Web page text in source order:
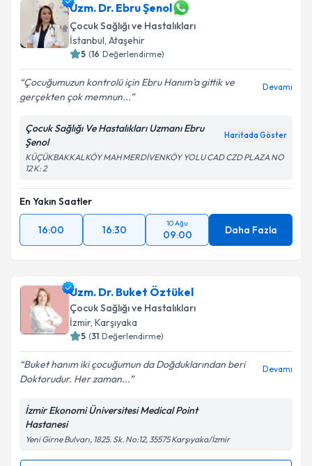
Uzm. Dr. Ebru Şenol
Çocuk Sağlığı ve Hastalıkları
İstanbul, Ataşehir
5 (16 Değerlendirme)
Çocuğumuzun kontrolü için Ebru Hanım’a gittik ve
gerçekten çok memnun...
Devamı
Çocuk Sağlığı Ve Hastalıkları Uzmanı Ebru
Şenol
Haritada Göster
KÜÇÜKBAKKALKÖY MAH MERDİVENKÖY YOLU CAD CZD PLAZA NO
12 K: 2
En Yakın Saatler
16:00 16:30
10 Ağu
09:00 Daha Fazla
Uzm. Dr. Buket Öztükel
Çocuk Sağlığı ve Hastalıkları
İzmir, Karşıyaka
5 (31 Değerlendirme)
Buket hanım iki çocuğumun da Doğduklarından beri
Doktorudur. Her zaman...
Devamı
İzmir Ekonomi Üniversitesi Medical Point
Hastanesi
Yeni Girne Bulvarı, 1825. Sk. No:12, 35575 Karşıyaka/İzmir